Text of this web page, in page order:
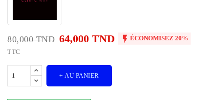
80,000 TND 64,000 TND  ÉCONOMISEZ 20%
TTC
+ AU PANIER